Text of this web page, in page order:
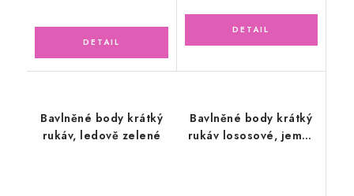
Bavlněné body krátký
rukáv, ledově zelené
Bavlněné body krátký
rukáv lososové, jemný